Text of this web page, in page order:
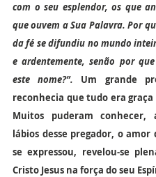
com o seu esplendor, os que
que ouvem a Sua Palavra. Por
da fé se difundiu no mundo
e ardentemente, senão por
este nome?”. Um grande
reconhecia que tudo era graça
Muitos puderam conhecer,
lábios desse pregador, o amor
se expressou, revelou-se
Cristo Jesus na força do seu